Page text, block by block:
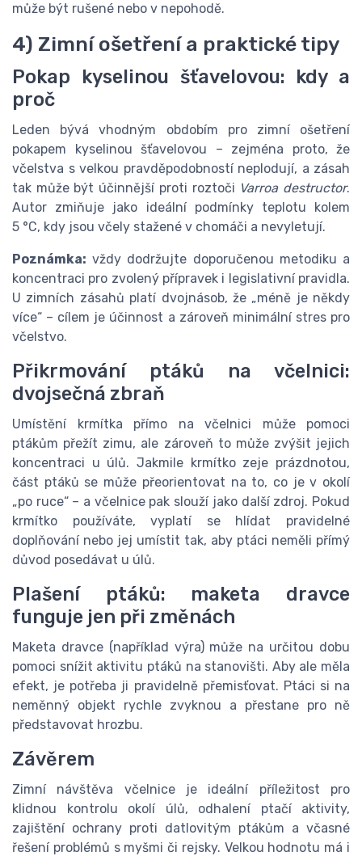
může být rušené nebo v nepohodě.
4) Zimní ošetření a praktické tipy
Pokap kyselinou šťavelovou: kdy a
proč
Leden bývá vhodným obdobím pro zimní ošetření
pokapem kyselinou šťavelovou – zejména proto, že
včelstva s velkou pravděpodobností neplodují, a zásah
tak může být účinnější proti roztoči Varroa destructor.
Autor zmiňuje jako ideální podmínky teplotu kolem
5 °C, kdy jsou včely stažené v chomáči a nevyletují.
Poznámka: vždy dodržujte doporučenou metodiku a
koncentraci pro zvolený přípravek i legislativní pravidla.
U zimních zásahů platí dvojnásob, že „méně je někdy
více“ – cílem je účinnost a zároveň minimální stres pro
včelstvo.
Přikrmování ptáků na včelnici:
dvojsečná zbraň
Umístění krmítka přímo na včelnici může pomoci
ptákům přežít zimu, ale zároveň to může zvýšit jejich
koncentraci u úlů. Jakmile krmítko zeje prázdnotou,
část ptáků se může přeorientovat na to, co je v okolí
„po ruce“ – a včelnice pak slouží jako další zdroj. Pokud
krmítko používáte, vyplatí se hlídat pravidelné
doplňování nebo jej umístit tak, aby ptáci neměli přímý
důvod posedávat u úlů.
Plašení ptáků: maketa dravce
funguje jen při změnách
Maketa dravce (například výra) může na určitou dobu
pomoci snížit aktivitu ptáků na stanovišti. Aby ale měla
efekt, je potřeba ji pravidelně přemisťovat. Ptáci si na
neměnný objekt rychle zvyknou a přestane pro ně
představovat hrozbu.
Závěrem
Zimní návštěva včelnice je ideální příležitost pro
klidnou kontrolu okolí úlů, odhalení ptačí aktivity,
zajištění ochrany proti datlovitým ptákům a včasné
řešení problémů s myšmi či rejsky. Velkou hodnotu má i